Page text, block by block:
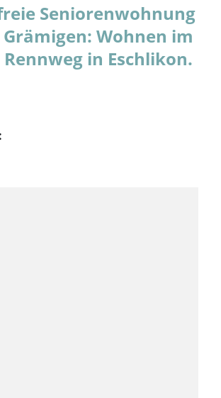
Seniorenwohnung
Wohnen im
in Eschlikon.